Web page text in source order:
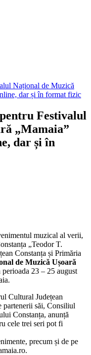
Festivalul
„Mamaia”
dar și în
muzical al verii,
„Teodor T.
Constanța și Primăria
de Muzică Ușoară
perioada 23 – 25 august
Cultural Județean
partenerii săi, Consiliul
Constanța, anunță
cele trei seri pot fi
precum și de pe